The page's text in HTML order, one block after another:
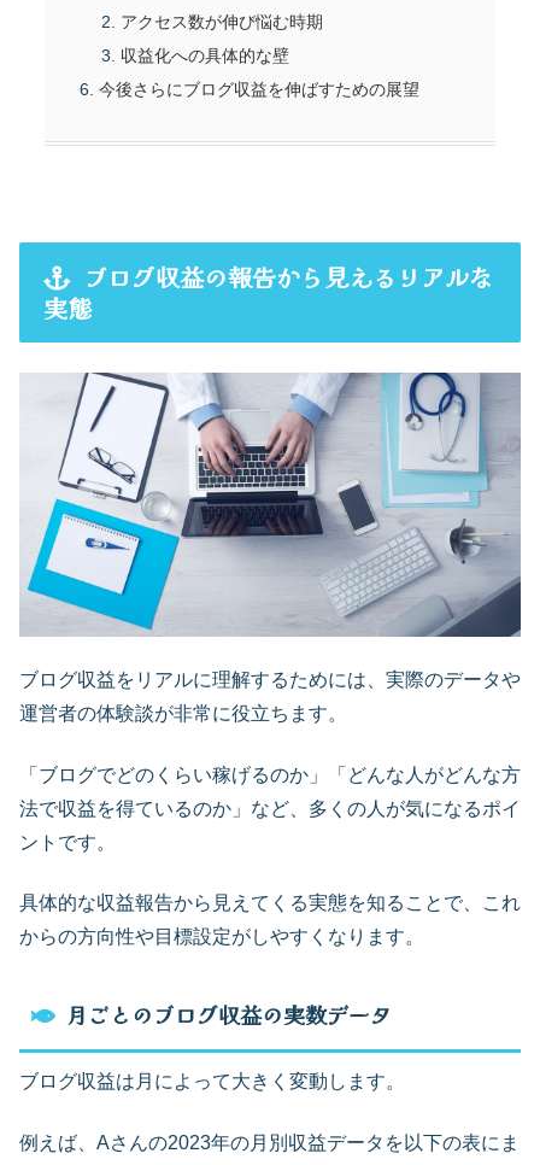
アクセス数が伸び悩む時期
収益化への具体的な壁
今後さらにブログ収益を伸ばすための展望
ブログ収益の報告から見えるリアルな
実態
ブログ収益をリアルに理解するためには、実際のデータや
運営者の体験談が非常に役立ちます。
「ブログでどのくらい稼げるのか」「どんな人がどんな方
法で収益を得ているのか」など、多くの人が気になるポイ
ントです。
具体的な収益報告から見えてくる実態を知ることで、これ
からの方向性や目標設定がしやすくなります。
月ごとのブログ収益の実数データ
ブログ収益は月によって大きく変動します。
例えば、Aさんの2023年の月別収益データを以下の表にま